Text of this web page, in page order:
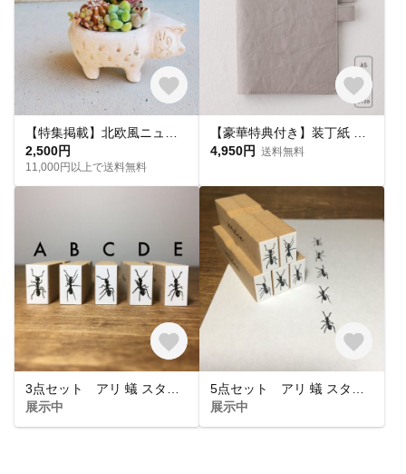
2,500円
11,000円以上で送料無料
4,950円 送料無料
展示中
展示中